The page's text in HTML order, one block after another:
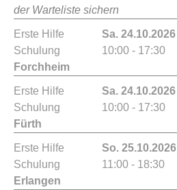
der Warteliste sichern
Erste Hilfe
Schulung
Forchheim
Sa. 24.10.2026
10:00 - 17:30
Erste Hilfe
Schulung
Fürth
Sa. 24.10.2026
10:00 - 17:30
Erste Hilfe
Schulung
Erlangen
So. 25.10.2026
11:00 - 18:30